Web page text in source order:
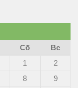
Сб
Вс
1
2
8 9